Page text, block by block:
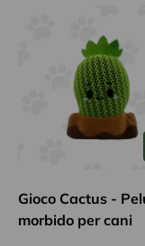
Gioco Cactus -
morbido per cani